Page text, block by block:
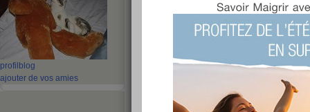
profil blog
ajouter de vos amies
Blog de